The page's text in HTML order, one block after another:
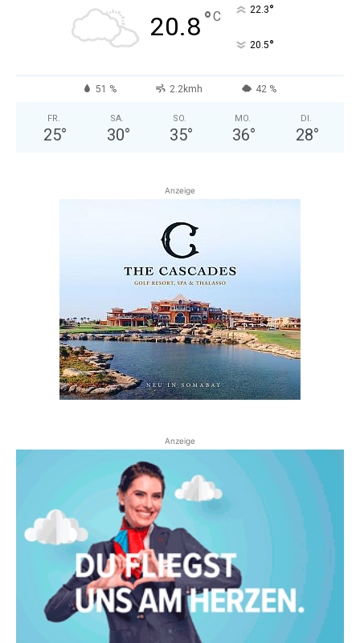
20.8°C 22.3°
20.5°
51 % 2.2kmh 42 %
FR.
25°
SA.
30°
SO.
35°
MO.
36°
DI.
28°
Anzeige
Anzeige